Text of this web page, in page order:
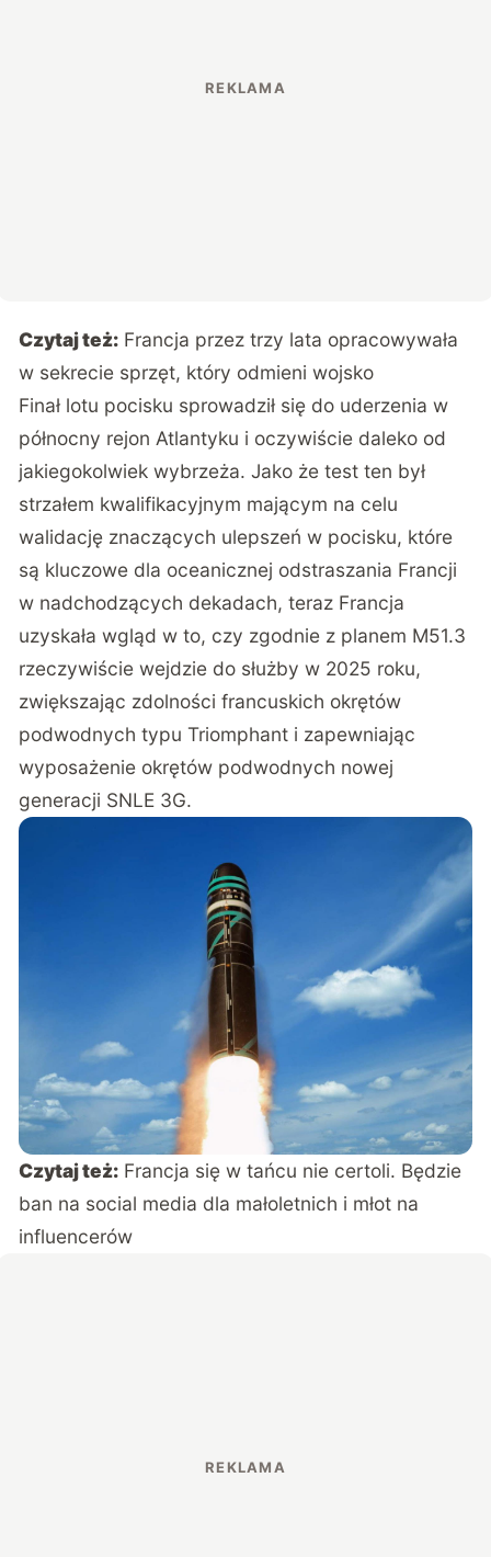
Czytaj też: Francja przez trzy lata opracowywała
w sekrecie sprzęt, który odmieni wojsko
Finał lotu pocisku sprowadził się do uderzenia w
północny rejon Atlantyku i oczywiście daleko od
jakiegokolwiek wybrzeża. Jako że test ten był
strzałem kwalifikacyjnym mającym na celu
walidację znaczących ulepszeń w pocisku, które
są kluczowe dla oceanicznej odstraszania Francji
w nadchodzących dekadach, teraz Francja
uzyskała wgląd w to, czy zgodnie z planem M51.3
rzeczywiście wejdzie do służby w 2025 roku,
zwiększając zdolności francuskich okrętów
podwodnych typu Triomphant i zapewniając
wyposażenie okrętów podwodnych nowej
generacji SNLE 3G.
Czytaj też: Francja się w tańcu nie certoli. Będzie
ban na social media dla małoletnich i młot na
influencerów